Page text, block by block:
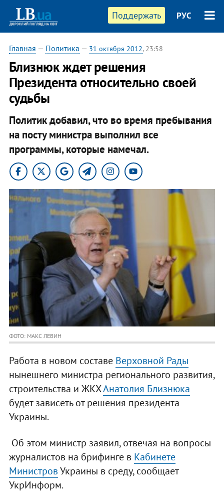
Поддержать РУС
Главная — Политика — 31 октября 2012, 23:58
Близнюк ждет решения
Президента относительно своей
судьбы
Политик добавил, что во время пребывания
на посту министра выполнил все
программы, которые намечал.
ФОТО: МАКС ЛЕВИН
Работа в новом составе Верховной Рады
нынешнего министра регионального развития,
строительства и ЖКХАнатолия Близнюка
будет зависеть от решения президента
Украины.
Об этом министр заявил, отвечая на вопросы
журналистов на брифинге в Кабинете
МинистровУкраины в среду, сообщает
УкрИнформ.